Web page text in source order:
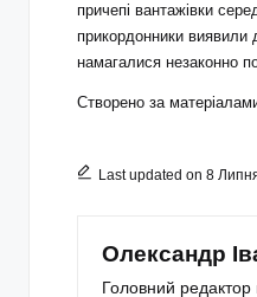
причепі вантажівки
прикордонники виявили
намагалися незаконно
Створено за
Last updated on 8
Олександр
Головний редактор